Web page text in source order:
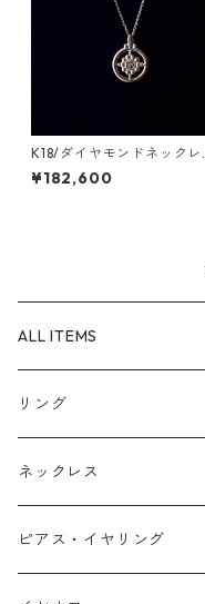
K18/ダイヤモンドネックレ
ス MANDARA（マンダラ
¥182,600
ALL ITEMS
リング
天然石1点ものリング【
天然石1点ものリング【
ネックレス
天然石1点ものネックレ
ピアス・イヤリング